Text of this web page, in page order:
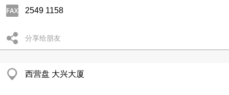
2549 1158
分享给朋友
西营盘 大兴大厦